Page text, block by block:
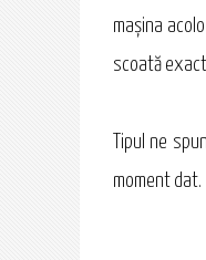
maşina
scoată
Tipul ne
moment dat.